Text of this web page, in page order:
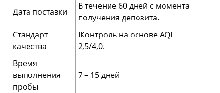
Дата поставки
В течение 60 дней с момента
получения депозита.
Стандарт
качества
IКонтроль на основе AQL
2,5/4,0.
Время
выполнения
пробы
7 – 15 дней